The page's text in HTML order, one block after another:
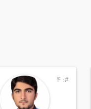
#:
4